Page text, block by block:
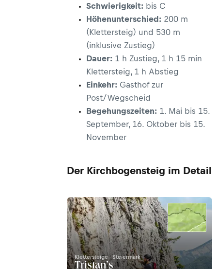
Schwierigkeit: bis C
Höhenunterschied: 200 m
(Klettersteig) und 530 m
(inklusive Zustieg)
Dauer: 1 h Zustieg, 1 h 15 min
Klettersteig, 1 h Abstieg
Einkehr: Gasthof zur
Post/Wegscheid
Begehungszeiten: 1. Mai bis 15.
September, 16. Oktober bis 15.
November
Der Kirchbogensteig im Detail
Klettersteige · Steiermark
Tristan’s